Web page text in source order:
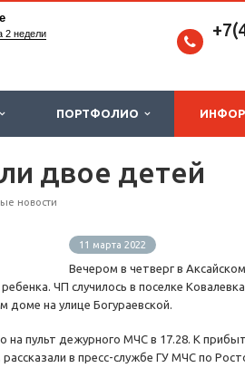
2 недели
ПОРТФОЛИО
двое детей
новости
11 марта 2022
Вечером в четверг в
ЧП случилось в поселке
доме на улице Богураевской.
на пульт дежурного МЧС в 17.28. К
в пресс-службе ГУ МЧС по